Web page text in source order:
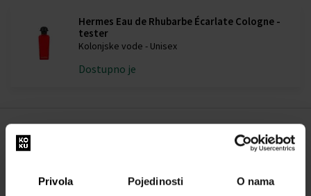
Privola Pojedinosti O nama
Hermes Eau de Rhubarbe Écarlate Cologne -
tester
Kolonjske vode - Unisex
Dostupno je
OPIS
companie, fondată în anii treizeci ai secolului al XVIII-lea de Thierry